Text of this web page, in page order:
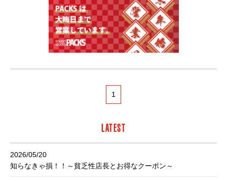
1
LATEST
2026/05/20
知らなきゃ損！！～貧乏性店長とお得なクーポン～